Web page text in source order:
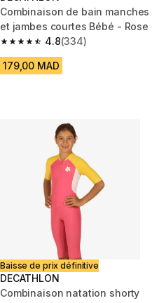
Combinaison de bain manches
et jambes courtes Bébé - Rose
4.8
4.8 out of 5 stars from 334
(334)
179,00 MAD
Baisse de prix définitive
DECATHLON
Combinaison natation shorty